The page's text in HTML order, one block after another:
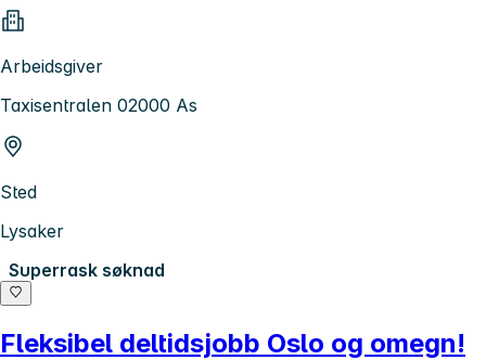
Arbeidsgiver
Taxisentralen 02000 As
Sted
Lysaker
Superrask søknad
Fleksibel deltidsjobb Oslo og omegn!